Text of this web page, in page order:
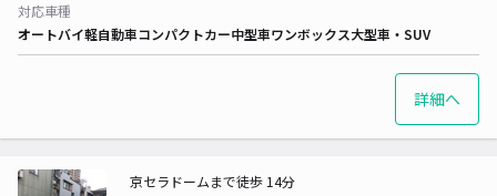
対応車種
オートバイ軽自動車コンパクトカー中型車ワンボックス大型車・SUV
詳細へ
京セラドームまで徒歩 14分